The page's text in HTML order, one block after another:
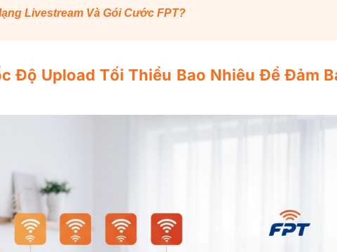
Livestream Và Gói Cước FPT?
Độ Upload Tối Thiểu Bao Nhiêu Để Đảm